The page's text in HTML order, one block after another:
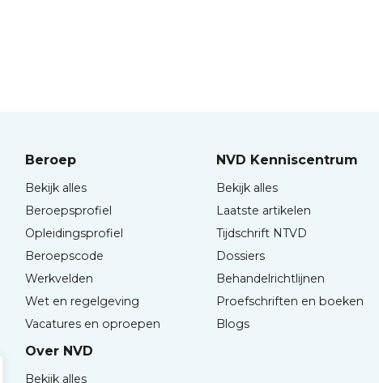
Beroep
Bekijk alles
Beroepsprofiel
Opleidingsprofiel
Beroepscode
Werkvelden
Wet en regelgeving
Vacatures en oproepen
NVD Kenniscentrum
Bekijk alles
Laatste artikelen
Tijdschrift NTVD
Dossiers
Behandelrichtlijnen
Proefschriften en boeken
Blogs
Over NVD
Bekijk alles